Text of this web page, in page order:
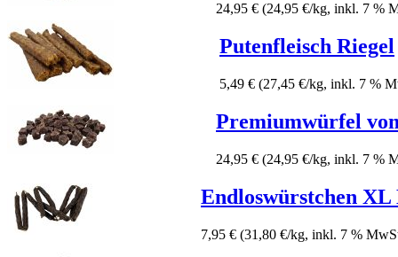
24,95 € (24,95 €/kg, inkl. 7 %
Putenfleisch Riegel
5,49 € (27,45 €/kg, inkl. 7 %
Premiumwürfel
24,95 € (24,95 €/kg, inkl. 7 %
Endloswürstchen
7,95 € (31,80 €/kg, inkl. 7 %